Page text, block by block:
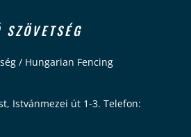
/ Hungarian Fencing
Istvánmezei út 1-3. Telefon: